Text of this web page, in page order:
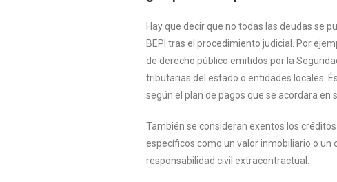
Hay que decir que no todas las deudas se
BEPI tras el procedimiento judicial. Por
de derecho público emitidos por la
tributarias del estado o entidades locales.
según el plan de pagos que se acordara en
También se consideran exentos los
específicos como un valor inmobiliario o
responsabilidad civil extracontractual.